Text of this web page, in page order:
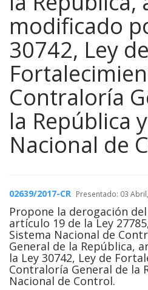
modificado
30742, Ley de
Contraloría
la República
Nacional de
02639/2017-CR Presentado: 03
Propone la derogación
artículo 19 de la Ley
Sistema Nacional de
General de la República,
la Ley 30742, Ley de
Contraloría General de la
Nacional de Control.